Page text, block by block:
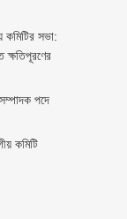
কমিটির সভা:
ক্ষতিপূরণের
সম্পাদক পদে
কমিটি